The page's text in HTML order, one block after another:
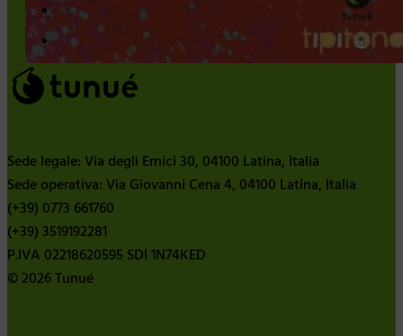
Sede legale: Via degli Ernici 30, 04100 Latina, Italia
Sede operativa: Via Giovanni Cena 4, 04100 Latina, Italia
(+39) 0773 661760
(+39) 3519192281
P.IVA 02218620595 SDI 1N74KED
© 2026 Tunué